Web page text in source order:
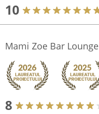
10
Mami Zoe Bar Lounge
8